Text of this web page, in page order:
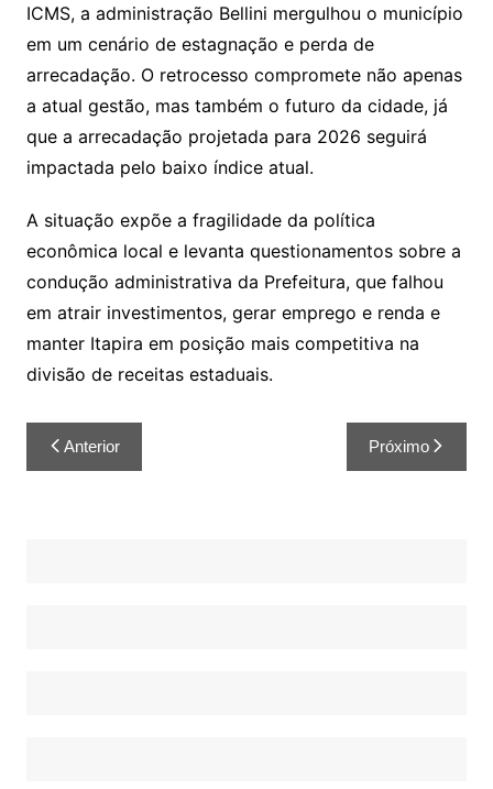
ICMS, a administração Bellini mergulhou o município
em um cenário de estagnação e perda de
arrecadação. O retrocesso compromete não apenas
a atual gestão, mas também o futuro da cidade, já
que a arrecadação projetada para 2026 seguirá
impactada pelo baixo índice atual.
A situação expõe a fragilidade da política
econômica local e levanta questionamentos sobre a
condução administrativa da Prefeitura, que falhou
em atrair investimentos, gerar emprego e renda e
manter Itapira em posição mais competitiva na
divisão de receitas estaduais.
Anterior Próximo